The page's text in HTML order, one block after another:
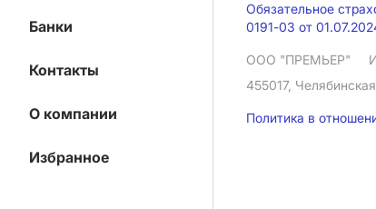
Банки
Контакты
О компании
Избранное
Обязательное
0191-03 от
ООО "ПРЕМЬЕР"
455017,
Политика в